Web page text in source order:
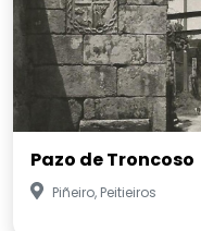
Pazo de Troncoso
Piñeiro, Peitieiros